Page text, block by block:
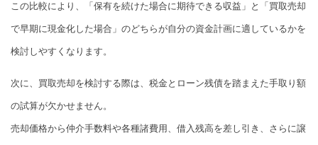
この比較により、「保有を続けた場合に期待できる収益」と「買取売却
で早期に現金化した場合」のどちらが自分の資金計画に適しているかを
検討しやすくなります。
次に、買取売却を検討する際は、税金とローン残債を踏まえた手取り額
の試算が欠かせません。
売却価格から仲介手数料や各種諸費用、借入残高を差し引き、さらに譲